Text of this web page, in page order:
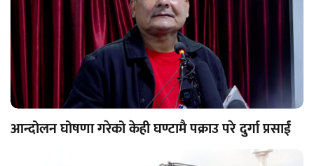
आन्दोलन घोषणा गरेको केही घण्टामै पक्राउ परे दुर्गा प्रसाईं